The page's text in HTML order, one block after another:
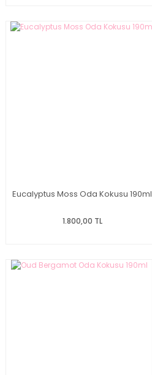
Eucalyptus Moss Oda Kokusu 190ml
1.800,00 TL